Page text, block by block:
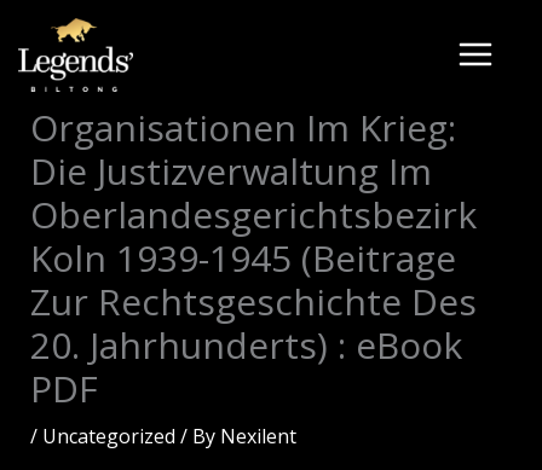
content
Organisationen Im Krieg:
Die Justizverwaltung Im
Oberlandesgerichtsbezirk
Koln 1939-1945 (Beitrage
Zur Rechtsgeschichte Des
20. Jahrhunderts) : eBook
PDF
/ Uncategorized / By Nexilent